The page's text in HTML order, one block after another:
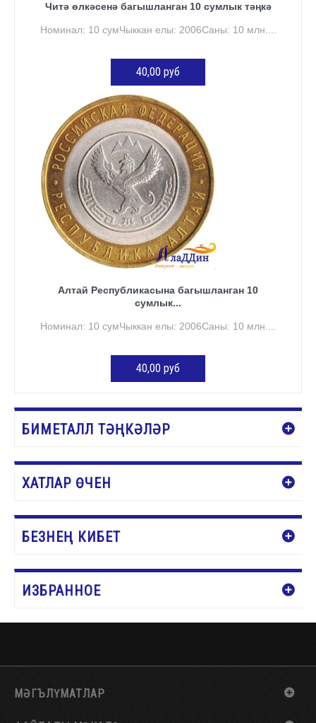
Читә өлкәсенә багышланган 10 сумлык тәңкә
Номинал: 10 сумЧыккан елы: 2006Саны: 10 млн....
40,00 руб
КӘРҖИНГӘ ӨСТӘҮ
Алтай Республикасына багышланган 10
сумлык...
Номинал: 10 сумЧыккан елы: 2006Саны: 10 млн....
40,00 руб
БИМЕТАЛЛ ТӘҢКӘЛӘР
ХАТЛАР ӨЧЕН
БЕЗНЕҢ КИБЕТ
ИЗБРАННОЕ
МӘГЪЛҮМАТЛАР